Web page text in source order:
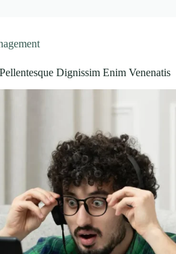
Dignissim Enim Venenatis